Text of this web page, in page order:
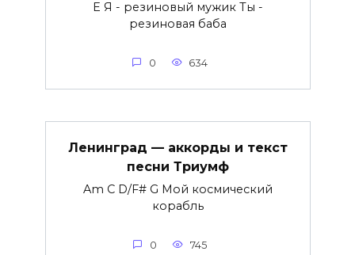
E Я - резиновый мужик Ты -
резиновая баба
0 634
Ленинград — аккорды и текст
песни Триумф
Am C D/F# G Мой космический
корабль
0 745